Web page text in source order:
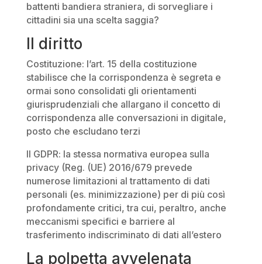
battenti bandiera straniera, di sorvegliare i
cittadini sia una scelta saggia?
Il diritto
Costituzione: l’art. 15 della costituzione
stabilisce che la corrispondenza è segreta e
ormai sono consolidati gli orientamenti
giurisprudenziali che allargano il concetto di
corrispondenza alle conversazioni in digitale,
posto che escludano terzi
Il GDPR: la stessa normativa europea sulla
privacy (Reg. (UE) 2016/679 prevede
numerose limitazioni al trattamento di dati
personali (es. minimizzazione) per di più così
profondamente critici, tra cui, peraltro, anche
meccanismi specifici e barriere al
trasferimento indiscriminato di dati all’estero
La polpetta avvelenata